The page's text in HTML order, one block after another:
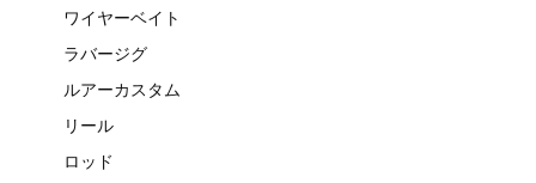
ワイヤーベイト
ラバージグ
ルアーカスタム
リール
ロッド